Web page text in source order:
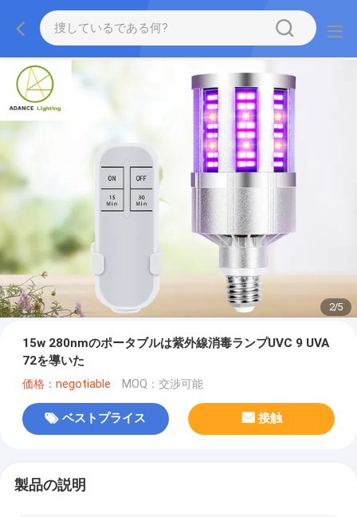
2/5
15w 280nmのポータブルは紫外線消毒ランプUVC 9 UVA
72を導いた
価格：negotiable MOQ：交渉可能
ベストプライス 接触
製品の説明